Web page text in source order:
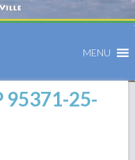
MENU
95371-25-